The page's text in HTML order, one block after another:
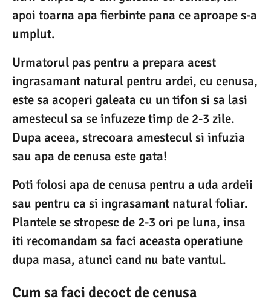
apoi toarna apa fierbinte pana ce aproape s-a
umplut.
Urmatorul pas pentru a prepara acest
ingrasamant natural pentru ardei, cu cenusa,
este sa acoperi galeata cu un tifon si sa lasi
amestecul sa se infuzeze timp de 2-3 zile.
Dupa aceea, strecoara amestecul si infuzia
sau apa de cenusa este gata!
Poti folosi apa de cenusa pentru a uda ardeii
sau pentru ca si ingrasamant natural foliar.
Plantele se stropesc de 2-3 ori pe luna, insa
iti recomandam sa faci aceasta operatiune
dupa masa, atunci cand nu bate vantul.
Cum sa faci decoct de cenusa